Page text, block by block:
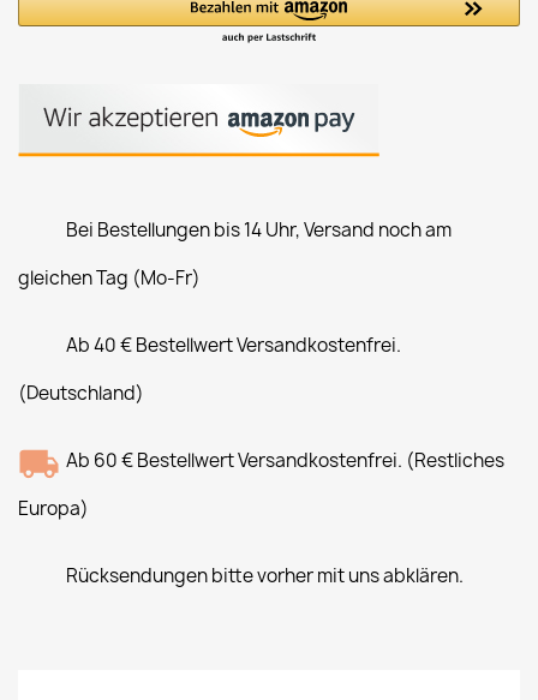
Bei Bestellungen bis 14 Uhr, Versand noch am
gleichen Tag (Mo-Fr)
Ab 40 € Bestellwert Versandkostenfrei.
(Deutschland)
Ab 60 € Bestellwert Versandkostenfrei. (Restliches
Europa)
Rücksendungen bitte vorher mit uns abklären.